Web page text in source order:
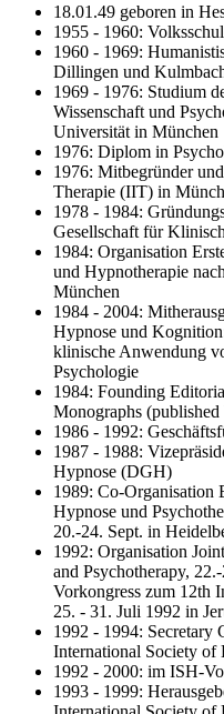
18.01.49 geboren in
1955 - 1960:
1960 - 1969:
Dillingen und
1969 - 1976: Studium
Wissenschaft und
Universität in München
1976: Diplom in
1976: Mitbegründer
Therapie (IIT) in
1978 - 1984:
Gesellschaft für
1984: Organisation
und Hypnotherapie
München
1984 - 2004:
Hypnose und
klinische Anwendung
Psychologie
1984: Founding
Monographs
1986 - 1992:
1987 - 1988:
Hypnose (DGH)
1989: Co-Organisation
Hypnose und
20.-24. Sept. in
1992: Organisation
and Psychotherapy,
Vorkongress zum 12th
25. - 31. Juli 1992 in
1992 - 1994: Secretary
International Society of
1992 - 2000: im ISH-
1993 - 1999: